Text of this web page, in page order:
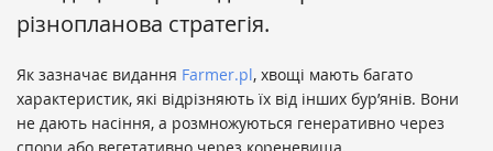
різнопланова стратегія.
Як зазначає видання Farmer.pl, хвощі мають багато
характеристик, які відрізняють їх від інших бур’янів. Вони
не дають насіння, а розмножуються генеративно через
спори або вегетативно через кореневища.